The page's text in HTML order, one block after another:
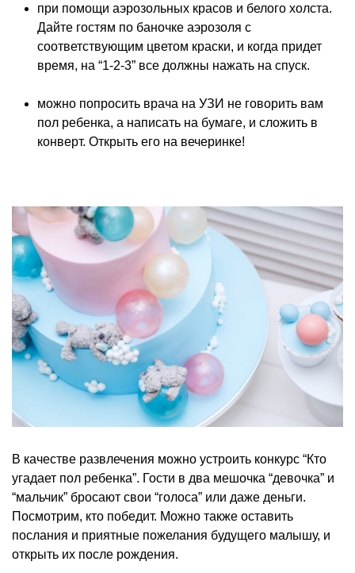
при помощи аэрозольных красов и белого холста.
Дайте гостям по баночке аэрозоля с
соответствующим цветом краски, и когда придет
время, на “1-2-3” все должны нажать на спуск.
можно попросить врача на УЗИ не говорить вам
пол ребенка, а написать на бумаге, и сложить в
конверт. Открыть его на вечеринке!
В качестве развлечения можно устроить конкурс “Кто
угадает пол ребенка”. Гости в два мешочка “девочка” и
“мальчик” бросают свои “голоса” или даже деньги.
Посмотрим, кто победит. Можно также оставить
послания и приятные пожелания будущего малышу, и
открыть их после рождения.